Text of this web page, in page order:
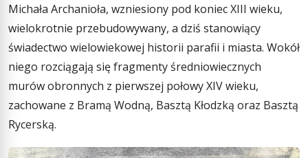
Michała Archanioła, wzniesiony pod koniec XIII wieku,
wielokrotnie przebudowywany, a dziś stanowiący
świadectwo wielowiekowej historii parafii i miasta. Wokół
niego rozciągają się fragmenty średniowiecznych
murów obronnych z pierwszej połowy XIV wieku,
zachowane z Bramą Wodną, Basztą Kłodzką oraz Basztą
Rycerską.